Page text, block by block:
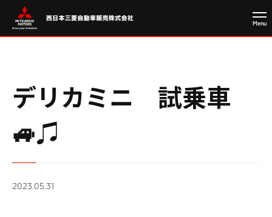
デリカミニ 試乗車
🚙♫
2023.05.31